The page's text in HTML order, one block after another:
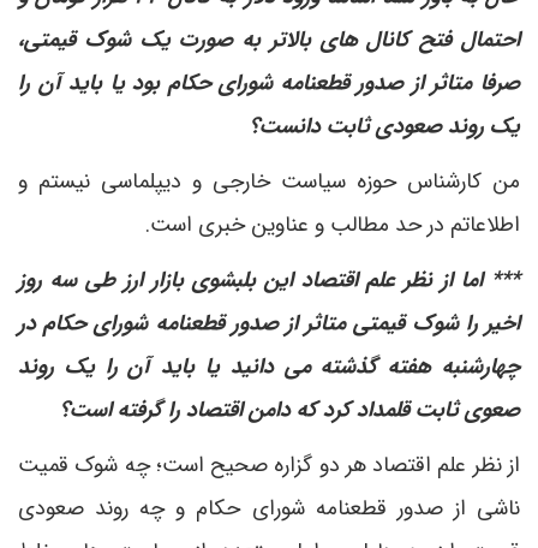
احتمال فتح کانال های بالاتر به صورت یک شوک قیمتی،
صرفا متاثر از صدور قطعنامه شورای حکام بود یا باید آن را
یک روند صعودی ثابت دانست؟
من کارشناس حوزه سیاست خارجی و دیپلماسی نیستم و
اطلاعاتم در حد مطالب و عناوین خبری است.
*** اما از نظر علم اقتصاد این بلبشوی بازار ارز طی سه روز
اخیر را شوک قیمتی متاثر از صدور قطعنامه شورای حکام در
چهارشنبه هفته گذشته می دانید یا باید آن را یک روند
صعوی ثابت قلمداد کرد که دامن اقتصاد را گرفته است؟
از نظر علم اقتصاد هر دو گزاره صحیح است؛ چه شوک قمیت
ناشی از صدور قطعنامه شورای حکام و چه روند صعودی